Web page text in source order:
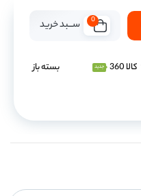
0 ســـبد خرید
کالا 360 جدید بسته باز